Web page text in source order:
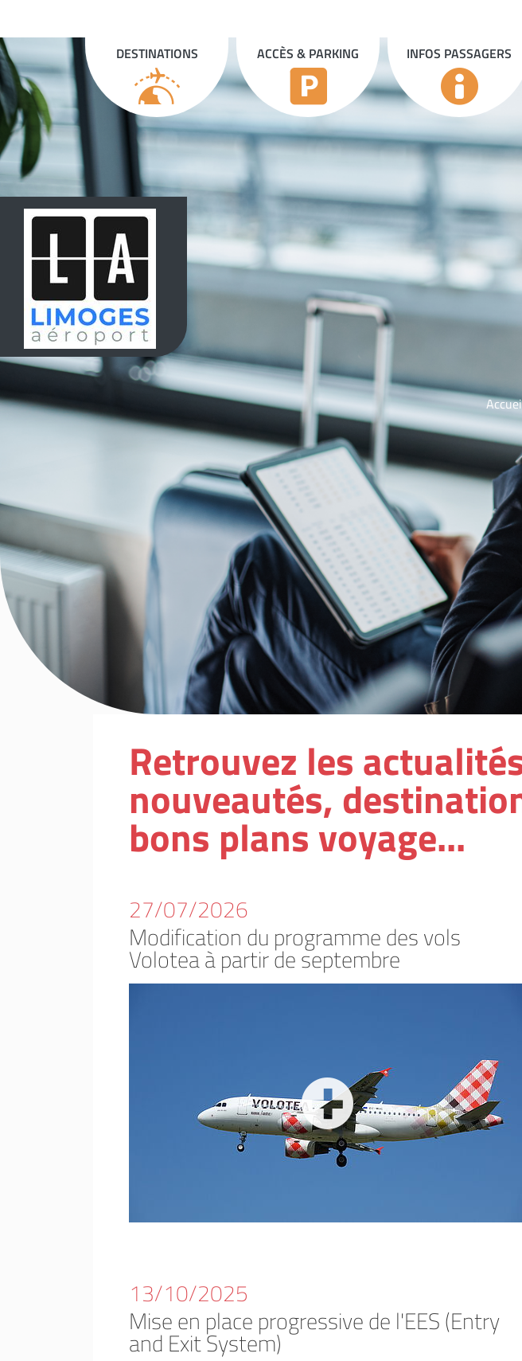
DESTINATIONS
ACCÈS & PARKING INFOS PASSAGERS
Retrouvez les
nouveautés,
bons plans voyage...
27/07/2026
Modification du programme des vols
Volotea à partir de septembre
13/10/2025
Mise en place progressive de l'EES (Entry
and Exit System)